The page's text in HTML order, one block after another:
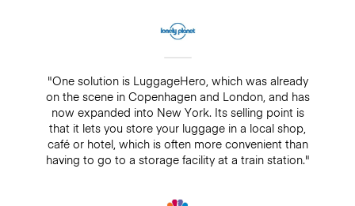
"One solution is LuggageHero, which was already
on the scene in Copenhagen and London, and has
now expanded into New York. Its selling point is
that it lets you store your luggage in a local shop,
café or hotel, which is often more convenient than
having to go to a storage facility at a train station."